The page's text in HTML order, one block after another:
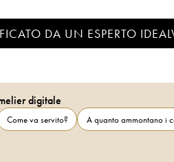
DA UN ESPERTO
digitale
Come va servito?
A quanto ammontano i